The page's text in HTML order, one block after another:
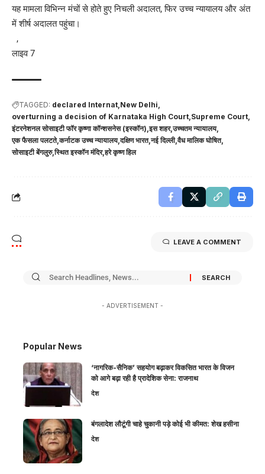
यह मामला विभिन्न मंचों से होते हुए निचली अदालत, फिर उच्च न्यायालय और अंत
में शीर्ष अदालत पहुंचा।
,
लाइव 7
TAGGED: declared Internat New Delhi
overturning a decision of Karnataka High Court Supreme Court
इंटरनेशनल सोसाइटी फॉर कृष्णा कॉन्शसनेस (इस्कॉन) इस शहर उच्चतम न्यायालय
एक फैसला पलटते कर्नाटक उच्च न्यायालय दक्षिण भारत नई दिल्ली वैध मालिक घोषित
सोसाइटी बेंगलुरु स्थित इस्कॉन मंदिर हरे कृष्ण हिल
LEAVE A COMMENT
- ADVERTISEMENT -
Popular News
‘नागरिक-सैनिक’ सहयोग बढ़ाकर विकसित भारत के विजन
को आगे बढ़ा रही है प्रादेशिक सेना: राजनाथ
देश
बंगलादेश लौटूंगी चाहे चुकानी पड़े कोई भी कीमत: शेख हसीना
देश